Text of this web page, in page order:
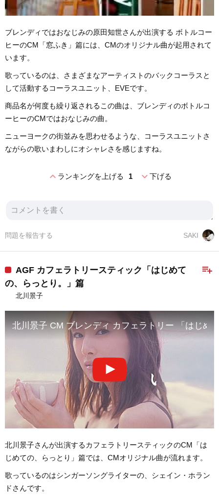
ブレンディではおなじみの原田知世さんが出演する ボトルコー
ヒーのCM「窓ふき」篇には、CMのオリジナル曲が起用されて
います。
歌っているのは、さまざまなアーティストのバックコーラスと
して活動するコーラスユニット、EVEです。
商品名が何度も繰り返されるこの曲は、ブレンディのボトルコ
ーヒーのCMではおなじみの曲。
ニューヨークの街並みを思わせるような、コーラスユニットさ
ながらの歌いまわしにオシャレさを感じますね。
expand_lessランキングを上げる 1 expand_more下げる
SAKI
問題を報告する
playlist_add
AGF カフェラトリースティック「はじめて
の、らっとり。」篇
北川景子
北川景子 CM ブレンディ カフェラトリー 「はじめ
北川景子さんが出演するカフェラトリースティックのCM「は
じめての、らっとり」篇では、CMオリジナル曲が流れます。
歌っているのはシンガーソングライターの、シェイン・ホラン
ドさんです。